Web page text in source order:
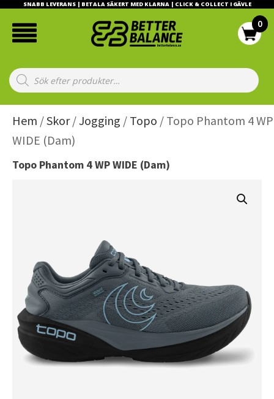
SNABB LEVERANS | BETALA SÄKERT MED KLARNA | CLICK & COLLECT I GÄVLE
Products
search
Hem /Skor/Jogging / Topo / Topo Phantom 4 WP
WIDE (Dam)
Topo Phantom 4 WP WIDE (Dam)